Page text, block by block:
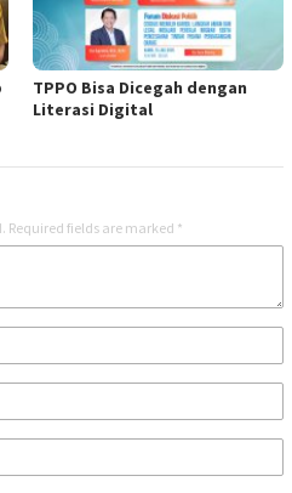
TPPO Bisa Dicegah dengan
Literasi Digital
Required fields are marked *